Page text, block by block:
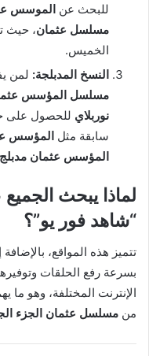
للبحث عن الموسس
مسلسل عثمان، حيث
الخميس.
النسخ المدبلجة: لمن
مسلسل المؤسس
نوربلاي للحصول على
سابقة مثل المؤسس
المؤسس عثمان مدبلج
لماذا يبحث
“شاهد فور يو”؟
تتميز هذه المواقع، بالإضافة
بسرعة رفع الحلقات
الإنترنت المختلفة، وهو ما
من مسلسل عثمان الجزء